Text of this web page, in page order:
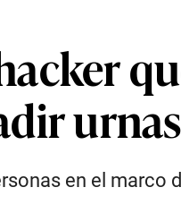
urnas
en el marco